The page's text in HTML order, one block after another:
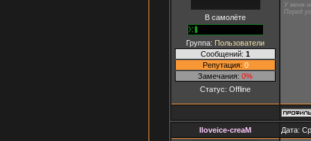
В самолёте
Группа: Пользователи
Сообщений: 1
Репутация: 0
Замечания: 0%
Статус: Offline
У меня
Перед
Iloveice-creaM Дата: